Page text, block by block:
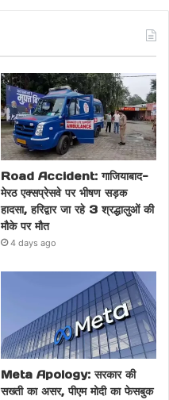
Road Accident: गाजियाबाद-
मेरठ एक्सप्रेसवे पर भीषण सड़क
हादसा, हरिद्वार जा रहे 3 श्रद्धालुओं की
मौके पर मौत
4 days ago
Meta Apology: सरकार की
सख्ती का असर, पीएम मोदी का फेसबुक